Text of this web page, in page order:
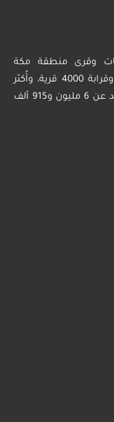
وقرى منطقة مكة
المكرمة، ويقع ضمن نطاقها 17 محافظة، وقرابة 4000 قرية، وأُكثر
من 480 جمعية ولجنة اجتماعية تخدم ما يزيد عن 6 مليون و915 ألف